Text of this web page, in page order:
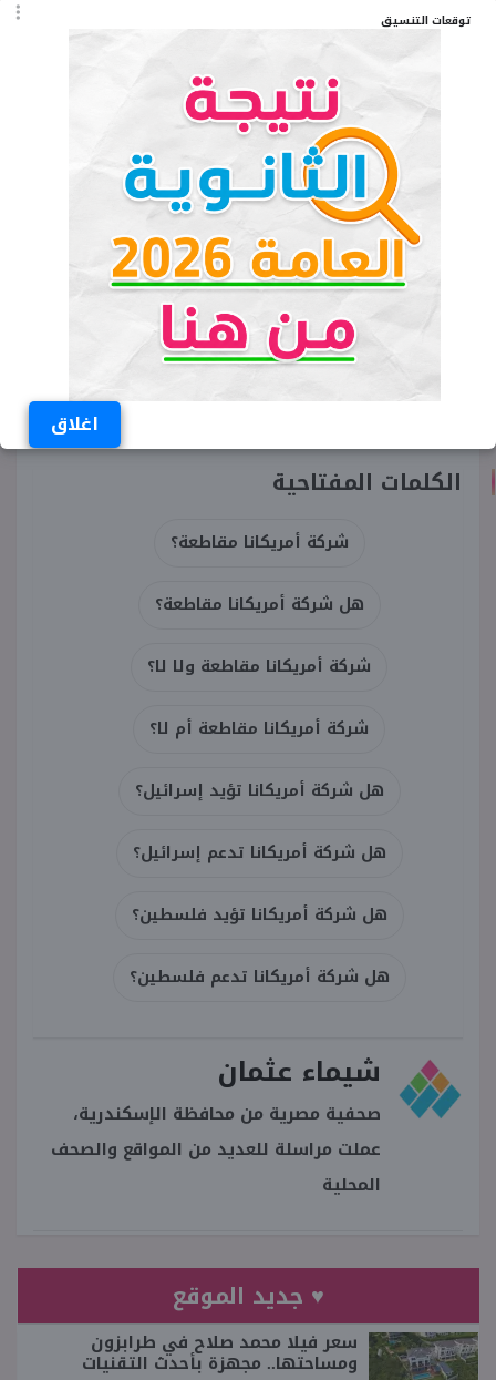
توقعات التنسيق
اغلاق
العراق: 19 فرع.
اقرأ المزيد:
عبور لاند مقاطعة أم لا؟ هل
إسرائيلية وتؤيد اليهود أم تدعم
فلسطين؟
اقرأ المزيد:
هل كنور مقاطعة؟ ومن
الشركات التي تدعم إسرائيل؟ أم
اقرأ المزيد:
تدعم إسرائيل أم تؤيد فلسطين؟
الكلمات المفتاحية
شركة أمريكانا مقاطعة؟
هل شركة أمريكانا مقاطعة؟
شركة أمريكانا مقاطعة ولا لا؟
شركة أمريكانا مقاطعة أم لا؟
هل شركة أمريكانا تؤيد إسرائيل؟
هل شركة أمريكانا تدعم إسرائيل؟
هل شركة أمريكانا تؤيد فلسطين؟
هل شركة أمريكانا تدعم فلسطين؟
شيماء عثمان
صحفية مصرية من محافظة الإسكندرية،
عملت مراسلة للعديد من المواقع والصحف
المحلية
♥ جديد الموقع
سعر فيلا محمد صلاح في طرابزون
ومساحتها.. مجهزة بأحدث التقنيات